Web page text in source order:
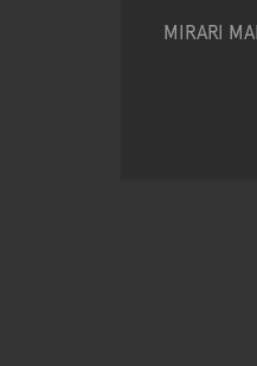
MIRARI